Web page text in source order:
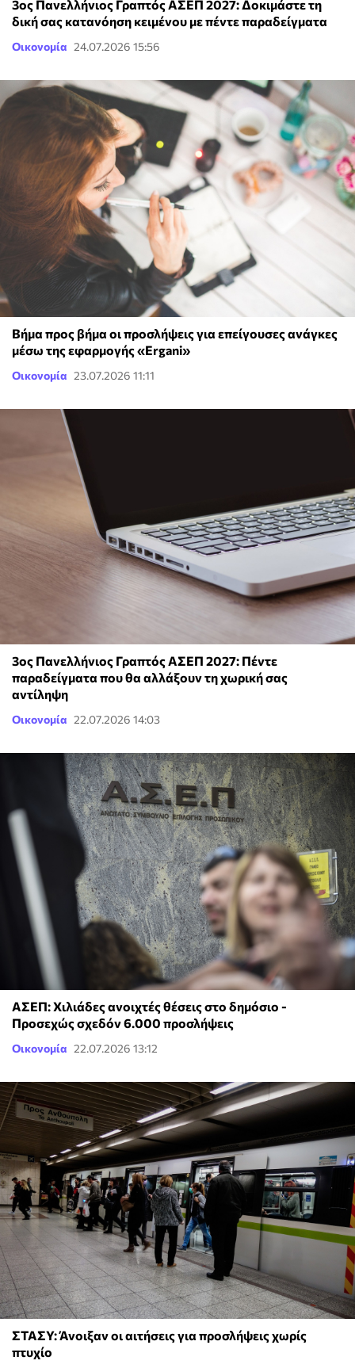
3ος Πανελλήνιος Γραπτός ΑΣΕΠ 2027: Δοκιμάστε τη
δική σας κατανόηση κειμένου με πέντε παραδείγματα
Οικονομία 24.07.2026 15:56
Βήμα προς βήμα οι προσλήψεις για επείγουσες ανάγκες
μέσω της εφαρμογής «Ergani»
Οικονομία 23.07.2026 11:11
3ος Πανελλήνιος Γραπτός ΑΣΕΠ 2027: Πέντε
παραδείγματα που θα αλλάξουν τη χωρική σας
αντίληψη
Οικονομία 22.07.2026 14:03
ΑΣΕΠ: Χιλιάδες ανοιχτές θέσεις στο δημόσιο -
Προσεχώς σχεδόν 6.000 προσλήψεις
Οικονομία 22.07.2026 13:12
ΣΤΑΣΥ: Άνοιξαν οι αιτήσεις για προσλήψεις χωρίς
πτυχίο